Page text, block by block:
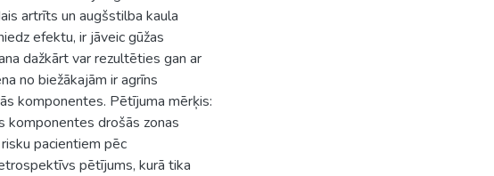
artrīts un augšstilba kaula
efektu, ir jāveic gūžas
dažkārt var rezultēties gan ar
no biežākajām ir agrīns
komponentes. Pētījuma mērķis:
komponentes drošās zonas
pacientiem pēc
pētījums, kurā tika